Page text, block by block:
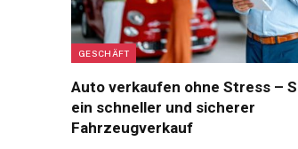
GESCHÄFT
Auto verkaufen ohne Stress –
ein schneller und sicherer
Fahrzeugverkauf